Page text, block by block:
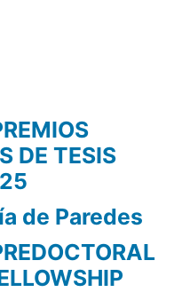
DE TESIS
de Paredes